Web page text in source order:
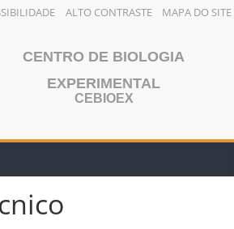
ALTO CONTRASTE MAPA DO SITE
CENTRO DE BIOLOGIA
EXPERIMENTAL
CEBIOEX